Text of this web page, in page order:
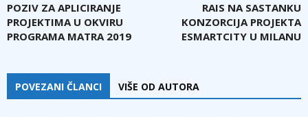
POZIV ZA APLICIRANJE
PROJEKTIMA U OKVIRU
PROGRAMA MATRA 2019
RAIS NA SASTANKU
KONZORCIJA PROJEKTA
ESMARTCITY U MILANU
POVEZANI ČLANCI VIŠE OD AUTORA